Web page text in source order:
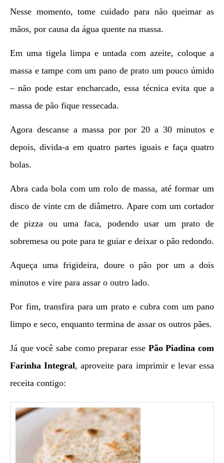
Nesse momento, tome cuidado para não queimar as
mãos, por causa da água quente na massa.
Em uma tigela limpa e untada com azeite, coloque a
massa e tampe com um pano de prato um pouco úmido
– não pode estar encharcado, essa técnica evita que a
massa de pão fique ressecada.
Agora descanse a massa por por 20 a 30 minutos e
depois, divida-a em quatro partes iguais e faça quatro
bolas.
Abra cada bola com um rolo de massa, até formar um
disco de vinte cm de diâmetro. Apare com um cortador
de pizza ou uma faca, podendo usar um prato de
sobremesa ou pote para te guiar e deixar o pão redondo.
Aqueça uma frigideira, doure o pão por um a dois
minutos e vire para assar o outro lado.
Por fim, transfira para um prato e cubra com um pano
limpo e seco, enquanto termina de assar os outros pães.
Já que você sabe como preparar esse Pão Piadina com
Farinha Integral, aproveite para imprimir e levar essa
receita contigo: